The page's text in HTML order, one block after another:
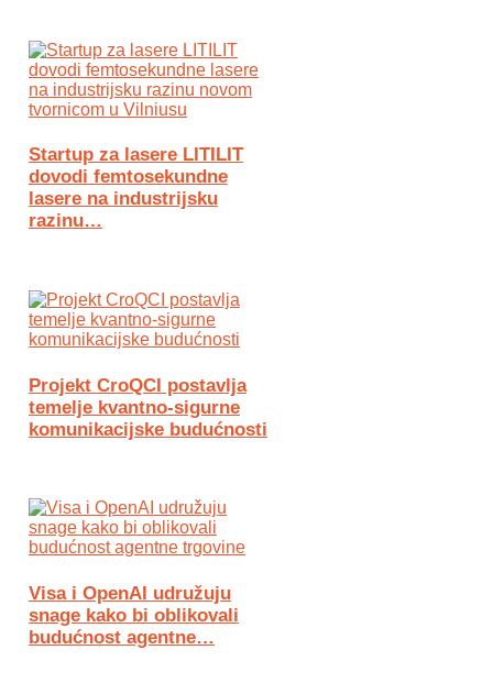
Startup za lasere LITILIT
dovodi femtosekundne
lasere na industrijsku
razinu…
Projekt CroQCI postavlja
temelje kvantno-sigurne
komunikacijske budućnosti
Visa i OpenAI udružuju
snage kako bi oblikovali
budućnost agentne…